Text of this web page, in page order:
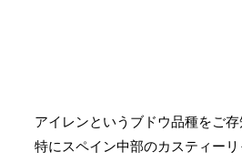
アイレンというブドウ品種をご存
特にスペイン中部のカスティー